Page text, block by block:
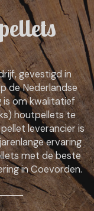
gevestigd in
de Nederlandse
is om kwalitatief
houtpellets te
leverancier is
ervaring
met de beste
in Coevorden.